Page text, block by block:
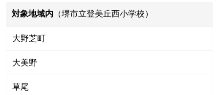
対象地域内 （堺市立登美丘西小学校）
大野芝町
大美野
草尾